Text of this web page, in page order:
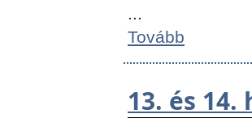
...
Tovább
13. és